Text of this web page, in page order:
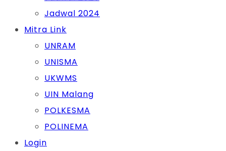
Jadwal 2024
Mitra Link
UNRAM
UNISMA
UKWMS
UIN Malang
POLKESMA
POLINEMA
Login